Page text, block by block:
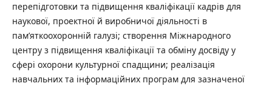
перепідготовки та підвищення кваліфікації кадрів для
наукової, проектної й виробничої діяльності в
пам’яткоохоронній галузі; створення Міжнародного
центру з підвищення кваліфікації та обміну досвіду у
сфері охорони культурної спадщини; реалізація
навчальних та інформаційних програм для зазначеної